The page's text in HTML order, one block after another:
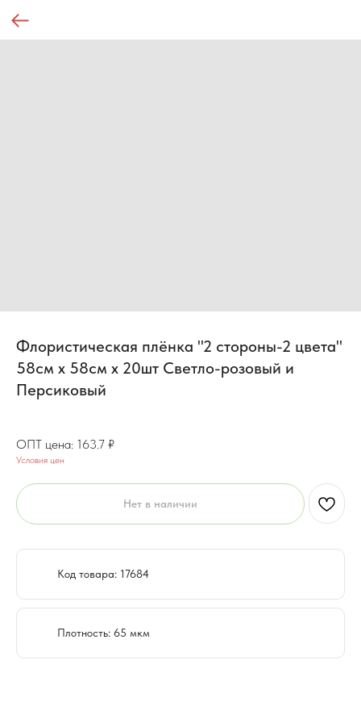
Флористическая плёнка "2 стороны-2 цвета"
58см x 58см х 20шт Светло-розовый и
Персиковый
163.7 ₽
Условия цен
Нет в наличии
Код товара: 17684
Плотность: 65 мкм